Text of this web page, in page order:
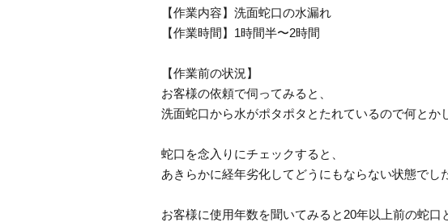
【作業内容】洗面蛇口の水漏れ
【作業時間】1時間半〜2時間
【作業前の状況】
お客様の依頼で伺ってみると、
洗面蛇口から水がポタポタとたれているので何とか
蛇口を念入りにチェックすると、
あきらかに経年劣化してどうにもならない状態でし
お客様に使用年数を聞いてみると20年以上前の蛇口